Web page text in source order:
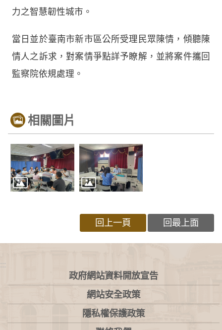
力之智慧韌性城市。
當日並於臺南市新市區公所受理民眾陳情，傾聽陳
情人之訴求，對案情爭點詳予瞭解，並將案件攜回
監察院依規處理。
相關圖片
回上一頁 回最上面
:::
政府網站資料開放宣告
網站安全政策
隱私權保護政策